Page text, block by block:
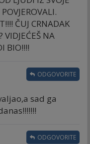
ČUJ CRNADAK
VIDJEĆEŠ NA
BIO!!!!
sad ga
ODGOVORITE
ODGOVORITE